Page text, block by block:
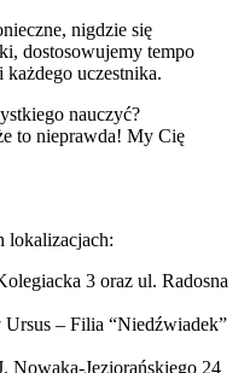
nigdzie się
dostosowujemy tempo
uczestnika.
nauczyć?
to nieprawda! My Cię
lokalizacjach:
3 oraz ul. Radosna
Ursus – Filia “Niedźwiadek”
Nowaka-Jeziorańskiego 24